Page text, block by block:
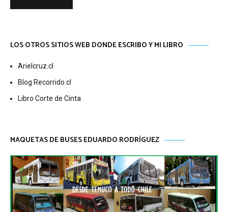
LOS OTROS SITIOS WEB DONDE ESCRIBO Y MI LIBRO
Arielcruz.cl
Blog Recorrido.cl
Libro Corte de Cinta
MAQUETAS DE BUSES EDUARDO RODRÍGUEZ